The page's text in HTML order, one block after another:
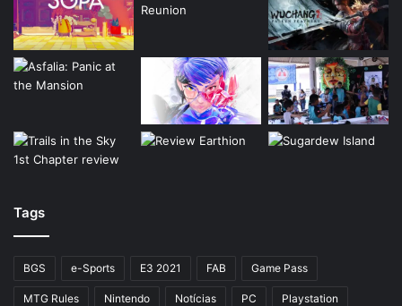
Tags
BGS e-Sports E3 2021 FAB Game Pass
MTG Rules Nintendo Notícias PC Playstation